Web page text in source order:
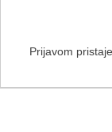
Prijavom